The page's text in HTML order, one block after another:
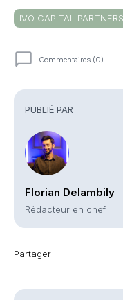
PUBLIÉ PAR
Florian Delambily
Rédacteur en chef
Partager
IVO CAPITAL PARTNERS
Commentaires (0)